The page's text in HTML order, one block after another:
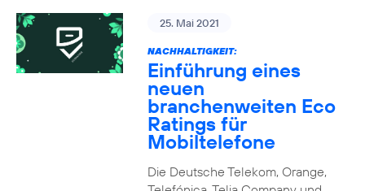
25. Mai 2021
NACHHALTIGKEIT:
Einführung eines
neuen
branchenweiten Eco
Ratings für
Mobiltelefone
Die Deutsche Telekom, Orange,